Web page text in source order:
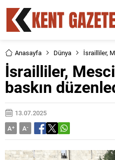
Anasayfa Dünya İsrailliler,
İsrailliler,
baskın
13.07.2025
A+ A-